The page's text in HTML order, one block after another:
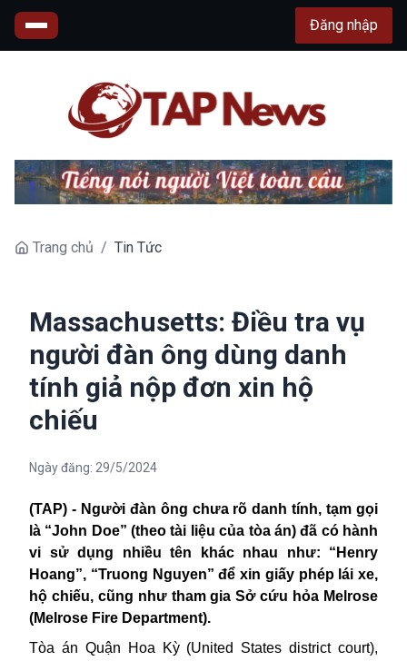
Đăng nhập
Trang chủ / Tin Tức
Massachusetts: Điều tra vụ
người đàn ông dùng danh
tính giả nộp đơn xin hộ
chiếu
Ngày đăng: 29/5/2024
(TAP) - Người đàn ông chưa rõ danh tính, tạm gọi
là “John Doe” (theo tài liệu của tòa án) đã có hành
vi sử dụng nhiều tên khác nhau như: “Henry
Hoang”, “Truong Nguyen” để xin giấy phép lái xe,
hộ chiếu, cũng như tham gia Sở cứu hỏa Melrose
(Melrose Fire Department).
Tòa án Quận Hoa Kỳ (United States district court),